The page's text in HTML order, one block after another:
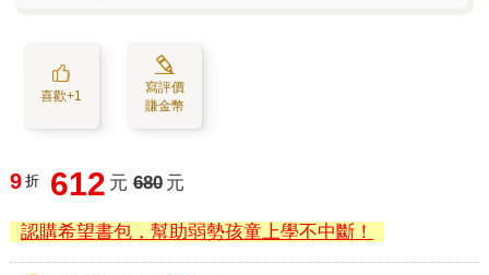
喜歡+1
寫評價
賺金幣
9 折 612 元 680 元
認購希望書包，幫助弱勢孩童上學不中斷！